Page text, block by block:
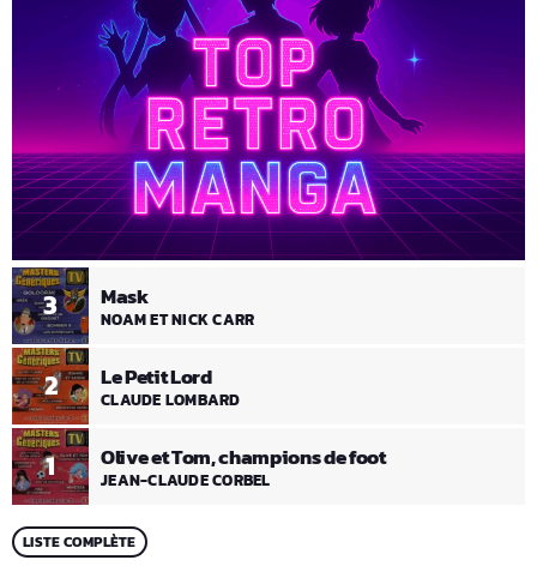
1 Olive et Tom, champions de foot
JEAN-CLAUDE CORBEL
2 Le Petit Lord
CLAUDE LOMBARD
3 Mask
NOAM ET NICK CARR
LISTE COMPLÈTE